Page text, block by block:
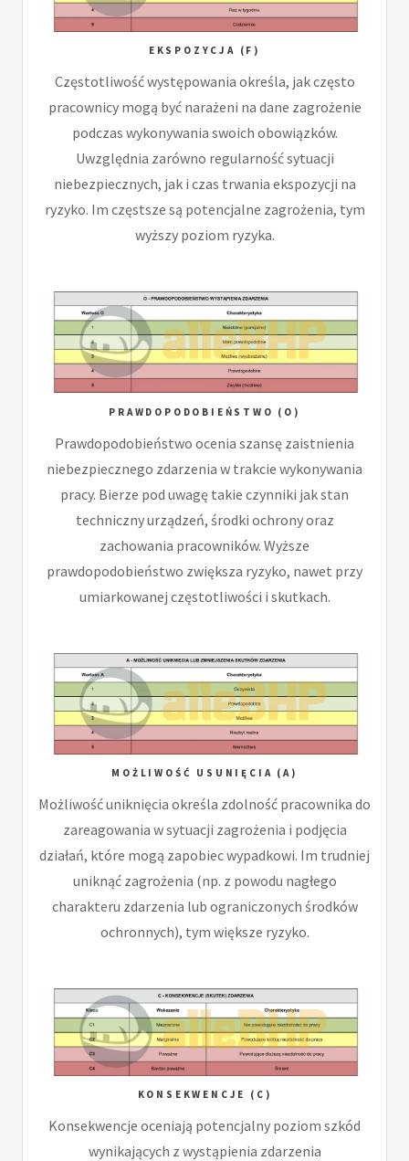
EKSPOZYCJA (F)
Częstotliwość występowania określa, jak często
pracownicy mogą być narażeni na dane zagrożenie
podczas wykonywania swoich obowiązków.
Uwzględnia zarówno regularność sytuacji
niebezpiecznych, jak i czas trwania ekspozycji na
ryzyko. Im częstsze są potencjalne zagrożenia, tym
wyższy poziom ryzyka.
PRAWDOPODOBIEŃSTWO (O)
Prawdopodobieństwo ocenia szansę zaistnienia
niebezpiecznego zdarzenia w trakcie wykonywania
pracy. Bierze pod uwagę takie czynniki jak stan
techniczny urządzeń, środki ochrony oraz
zachowania pracowników. Wyższe
prawdopodobieństwo zwiększa ryzyko, nawet przy
umiarkowanej częstotliwości i skutkach.
MOŻLIWOŚĆ USUNIĘCIA (A)
Możliwość uniknięcia określa zdolność pracownika do
zareagowania w sytuacji zagrożenia i podjęcia
działań, które mogą zapobiec wypadkowi. Im trudniej
uniknąć zagrożenia (np. z powodu nagłego
charakteru zdarzenia lub ograniczonych środków
ochronnych), tym większe ryzyko.
KONSEKWENCJE (C)
Konsekwencje oceniają potencjalny poziom szkód
wynikających z wystąpienia zdarzenia